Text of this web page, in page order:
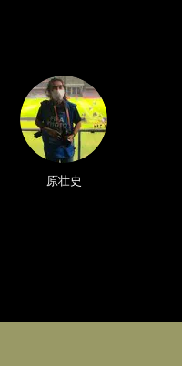
原壮史